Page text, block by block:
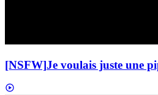
[NSFW]Je voulais juste une